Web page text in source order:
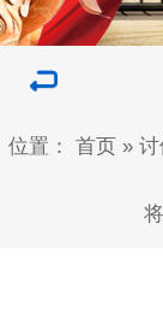
位置： 首页» 讨